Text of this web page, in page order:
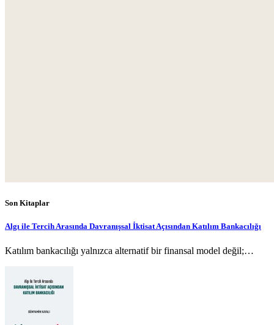
Son Kitaplar
Algı ile Tercih Arasında Davranışsal İktisat Açısından Katılım Bankacılığı
Katılım bankacılığı yalnızca alternatif bir finansal model değil;…